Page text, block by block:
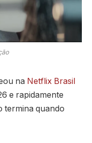
na Netflix Brasil
e rapidamente
termina quando